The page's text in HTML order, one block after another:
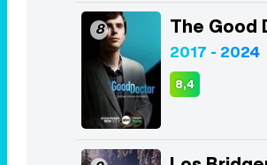
9 Los
2020 - Act
8,2